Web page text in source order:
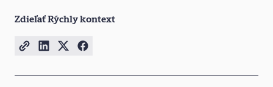
Zdieľať Rýchly kontext